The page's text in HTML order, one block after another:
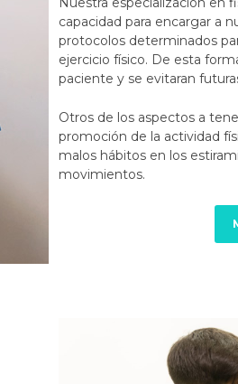
capacidad para encargar a
protocolos determinados
ejercicio físico. De esta
paciente y se evitaran
Otros de los aspectos a
promoción de la actividad
malos hábitos en los
movimientos.